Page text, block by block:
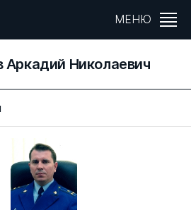
МЕНЮ
Аркадий Николаевич